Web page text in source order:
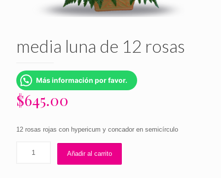
media luna de 12 rosas
Más información por favor.
$645.00
12 rosas rojas con hypericum y concador en semicírculo
Añadir al carrito